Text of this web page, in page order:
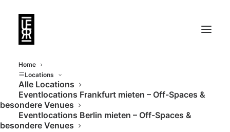
Home
Locations
Alle Locations
Eventlocations Frankfurt mieten – Off-Spaces &
besondere Venues
Eventlocations Berlin mieten – Off-Spaces &
besondere Venues
Neoklassizistische
Villa mit Terrasse und